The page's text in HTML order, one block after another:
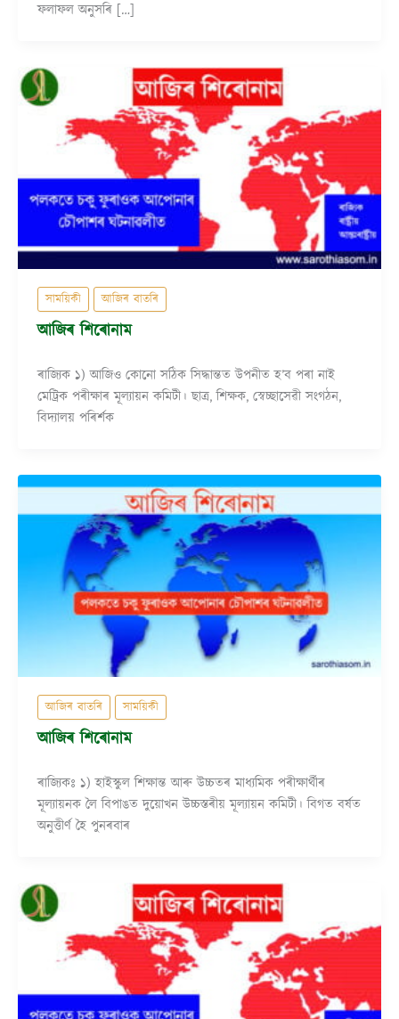
ফলাফল অনুসৰি […]
সাময়িকী আজিৰ বাতৰি
আজিৰ শিৰোনাম
ৰাজ্যিক ১) আজিও কোনো সঠিক সিদ্ধান্তত উপনীত হ’ব পৰা নাই
মেট্ৰিক পৰীক্ষাৰ মূল্যায়ন কমিটী। ছাত্ৰ, শিক্ষক, স্বেচ্ছাসেৱী সংগঠন,
বিদ্যালয় পৰিৰ্শক
আজিৰ বাতৰি সাময়িকী
আজিৰ শিৰোনাম
ৰাজ্যিকঃ ১) হাইস্কুল শিক্ষান্ত আৰু উচ্চতৰ মাধ্যমিক পৰীক্ষাৰ্থীৰ
মূল্যায়নক লৈ বিপাঙত দুয়োখন উচ্চস্তৰীয় মূল্যায়ন কমিটী। বিগত বৰ্ষত
অনুত্তীৰ্ণ হৈ পুনৰবাৰ